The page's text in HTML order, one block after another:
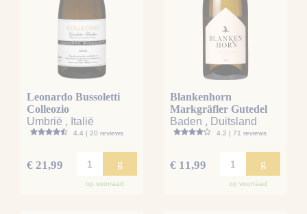
Leonardo Bussoletti
Colleozio
Umbrië , Italië
4.4 | 20 reviews
€ 21,99 g
op voorraad
Blankenhorn
Markgräfler Gutedel
Baden , Duitsland
4.2 | 71 reviews
€ 11,99 g
op voorraad